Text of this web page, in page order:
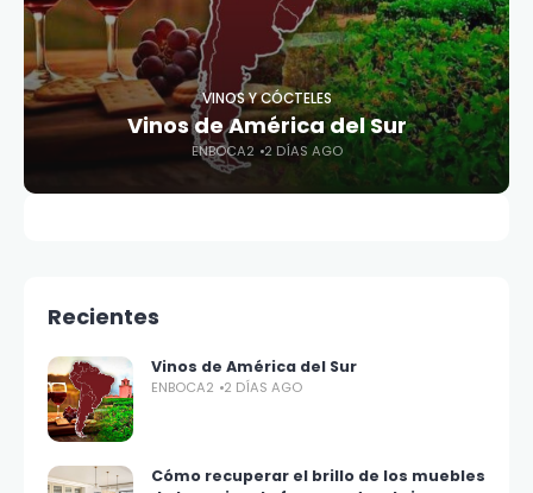
VINOS Y CÓCTELES
Vinos de América del Sur
ENBOCA2 2 DÍAS AGO
Recientes
Vinos de América del Sur
ENBOCA2 2 DÍAS AGO
Cómo recuperar el brillo de los muebles